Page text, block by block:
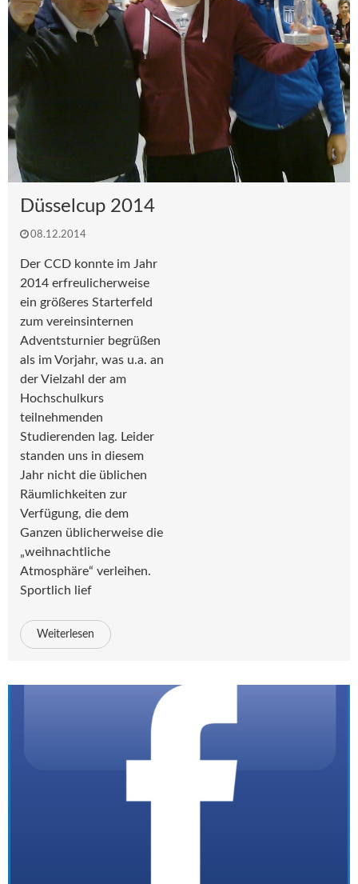
Düsselcup 2014
08.12.2014
Der CCD konnte im Jahr
2014 erfreulicherweise
ein größeres Starterfeld
zum vereinsinternen
Adventsturnier begrüßen
als im Vorjahr, was u.a. an
der Vielzahl der am
Hochschulkurs
teilnehmenden
Studierenden lag. Leider
standen uns in diesem
Jahr nicht die üblichen
Räumlichkeiten zur
Verfügung, die dem
Ganzen üblicherweise die
„weihnachtliche
Atmosphäre“ verleihen.
Sportlich lief
Weiterlesen